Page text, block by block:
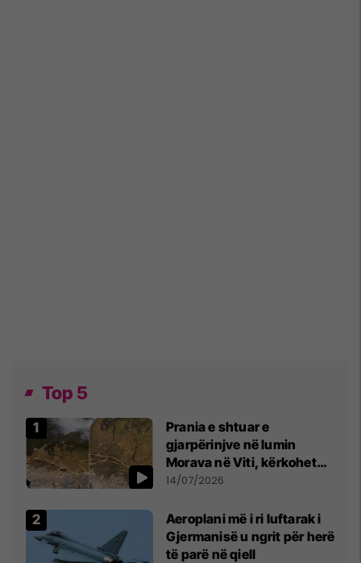
Top 5
Prania e shtuar e
gjarpërinjve në lumin
Morava në Viti, kërkohet
kujdes nga qytetarët
14/07/2026
Aeroplani më i ri luftarak i
Gjermanisë u ngrit për herë
të parë në qiell